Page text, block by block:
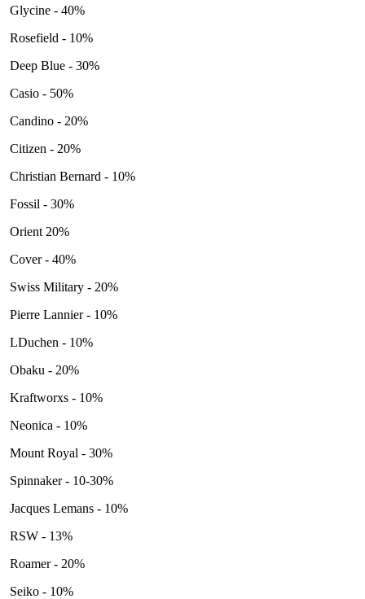
Glycine - 40%
Rosefield - 10%
Deep Blue - 30%
Casio - 50%
Candino - 20%
Citizen - 20%
Christian Bernard - 10%
Fossil - 30%
Orient 20%
Cover - 40%
Swiss Military - 20%
Pierre Lannier - 10%
LDuchen - 10%
Obaku - 20%
Kraftworxs - 10%
Neonica - 10%
Mount Royal - 30%
Spinnaker - 10-30%
Jacques Lemans - 10%
RSW - 13%
Roamer - 20%
Seiko - 10%